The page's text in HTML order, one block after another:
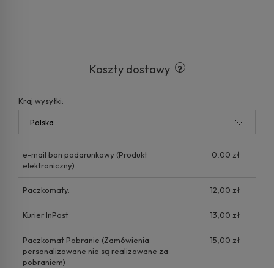
Koszty dostawy
Kraj wysyłki:
e-mail bon podarunkowy (Produkt
elektroniczny)
0,00 zł
Paczkomaty. 12,00 zł
Kurier InPost 13,00 zł
Paczkomat Pobranie (Zamówienia
personalizowane nie są realizowane za
pobraniem)
15,00 zł